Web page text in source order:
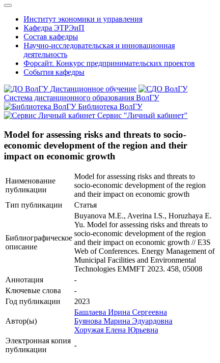
Институт экономики и управления
Кафедра ЭТРЭиП
Состав кафедры
Научно-исследовательская и инновационная
деятельность
Форсайт. Конкурс предпринимательских проектов
События кафедры
Дистанционное обучение
Система дистанционного образования ВолГУ
Библиотека ВолГУ
Сервис "Личный кабинет"
Model for assessing risks and threats to socio-
economic development of the region and their
impact on economic growth
Наименование
публикации
Model for assessing risks and threats to
socio-economic development of the region
and their impact on economic growth
Тип публикации
Статья
Библиографическое
описание
Buyanova M.E., Averina I.S., Horuzhaya E.
Yu. Model for assessing risks and threats to
socio-economic development of the region
and their impact on economic growth // E3S
Web of Conferences. Energy Management of
Municipal Facilities and Environmental
Technologies EMMFT 2023. 458, 05008
Аннотация
-
Ключевые cлова
-
Год публикации
2023
Автор(ы)
Башлаева Ирина Сергеевна
Буянова Марина Эдуардовна
Хоружая Елена Юрьевна
Электронная копия
публикации
-